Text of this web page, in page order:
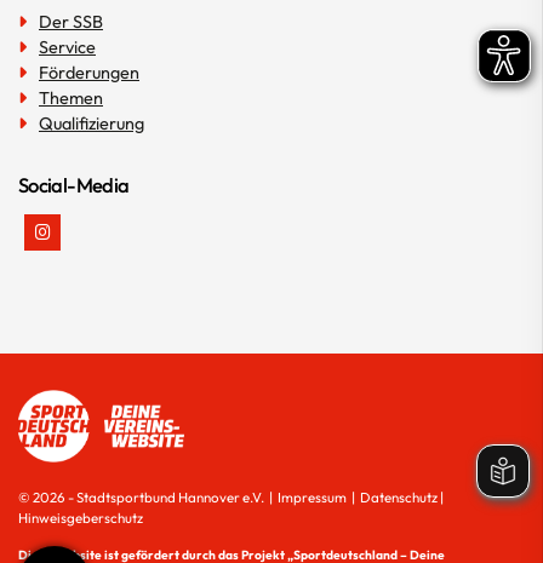
Der SSB
Service
Förderungen
Themen
Qualifizierung
Social-Media
© 2026 - Stadtsportbund Hannover e.V. | Impressum | Datenschutz |
Hinweisgeberschutz
Diese Website ist gefördert durch das Projekt„Sportdeutschland – Deine